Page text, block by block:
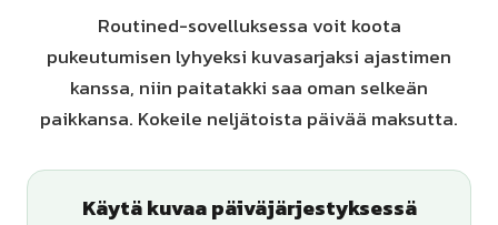
Routined-sovelluksessa voit koota
pukeutumisen lyhyeksi kuvasarjaksi ajastimen
kanssa, niin paitatakki saa oman selkeän
paikkansa. Kokeile neljätoista päivää maksutta.
Käytä kuvaa päiväjärjestyksessä